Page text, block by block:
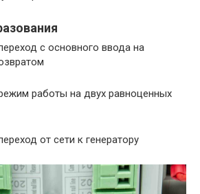
с основного ввода на
работы на двух равноценных
от сети к генератору